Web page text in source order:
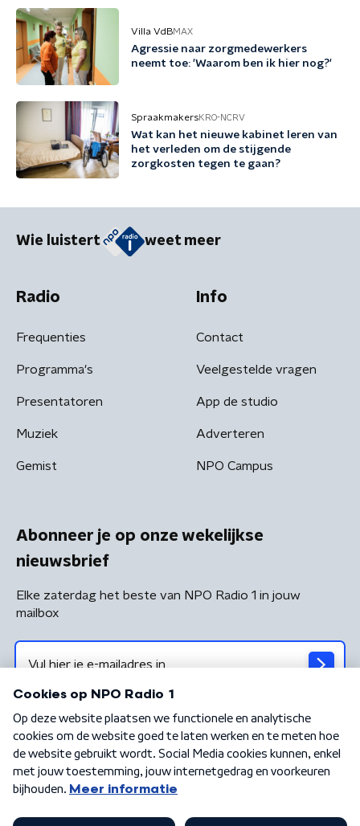
Villa VdBMAX
Agressie naar zorgmedewerkers
neemt toe: 'Waarom ben ik hier nog?'
SpraakmakersKRO-NCRV
Wat kan het nieuwe kabinet leren van
het verleden om de stijgende
zorgkosten tegen te gaan?
Wie luistert weet meer
Radio
Frequenties
Programma's
Presentatoren
Muziek
Gemist
Info
Contact
Veelgestelde vragen
App de studio
Adverteren
NPO Campus
Abonneer je op onze wekelijkse
nieuwsbrief
Elke zaterdag het beste van NPO Radio 1 in jouw
mailbox
Algemene voorwaarden